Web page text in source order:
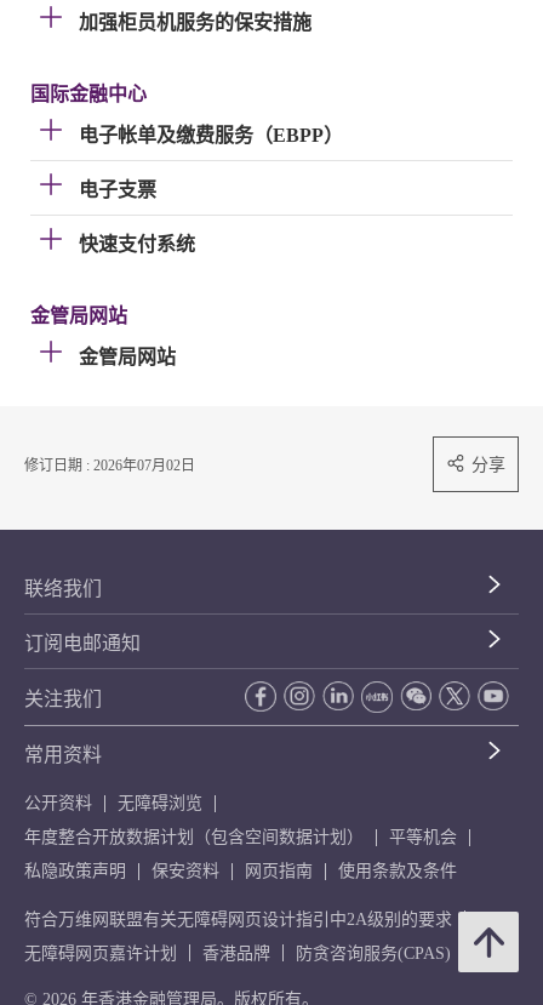
加强柜员机服务的保安措施
国际金融中心
电子帐单及缴费服务（EBPP）
电子支票
快速支付系统
金管局网站
金管局网站
修订日期 : 2026年07月02日 分享
联络我们
订阅电邮通知
关注我们
常用资料
公开资料
无障碍浏览
年度整合开放数据计划（包含空间数据计划）
平等机会
私隐政策声明
保安资料 网页指南 使用条款及条件
符合万维网联盟有关无障碍网页设计指引中2A级别的要求
无障碍网页嘉许计划
香港品牌 防贪咨询服务(CPAS)
© 2026 年香港金融管理局。版权所有。